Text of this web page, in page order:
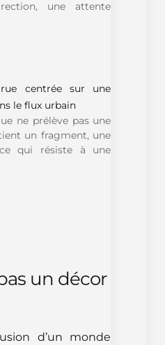
une attente
ne prélève pas une
un fragment, une
qui résiste à une
un décor
d’un monde